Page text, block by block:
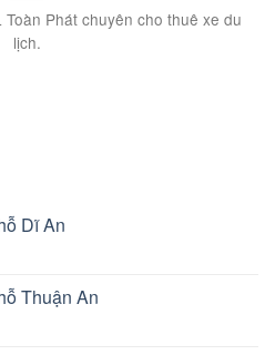
Toàn Phát chuyên cho thuê xe du
lịch.
Dĩ An
Thuận An